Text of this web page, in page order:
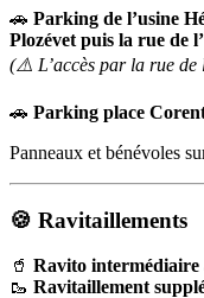
🚗 ​ Parking de l’usine
Plozévet puis la rue de
(⚠️ L’accès par la rue de
🚗 Parking place
Panneaux et bénévoles
🍪 Ravitaillements
🥤 Ravito intermédiaire
🥾 Ravitaillement